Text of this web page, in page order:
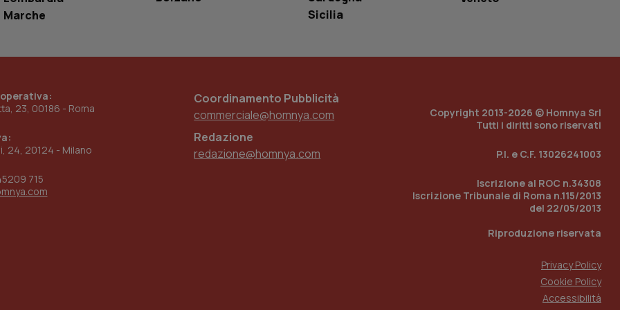
Marche
Sicilia
23, 00186 - Roma
24, 20124 - Milano
715
Coordinamento Pubblicità
commerciale@homnya.com
Redazione
redazione@homnya.com
Copyright 2013-2026 © Homnya Srl
Tutti i diritti sono riservati
P.I. e C.F. 13026241003
Iscrizione al ROC n.34308
Iscrizione Tribunale di Roma n.115/2013
del 22/05/2013
Riproduzione riservata
Privacy Policy
Cookie Policy
Accessibilità
sistema di tracking solo in caso di utenti loggato con identity